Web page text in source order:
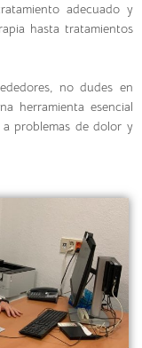
adecuado y
hasta tratamientos
no dudes en
herramienta esencial
problemas de dolor y